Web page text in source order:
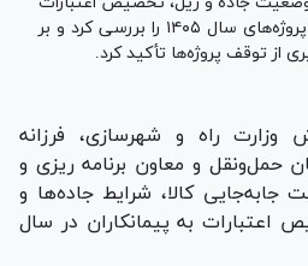
به پیمانکاران و برنامه‌ریزی پروژه‌های سال ۱۴۰۵ را بررسی کرد و بر
از توقف پروژه‌ها تأکید کرد.
وزارت راه و شهرسازی، فرزانه
حمل‌ونقل و معاون برنامه ریزی و
جابه‌جایی کالا، شرایط جاده‌ها و
اعتبارات به پیمانکاران در سال